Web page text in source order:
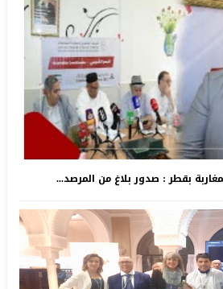
بقطر : صدور بلاغ من المرصد...